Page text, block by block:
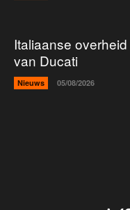
Italiaanse
van Ducati
Nieuws 05/08/2026